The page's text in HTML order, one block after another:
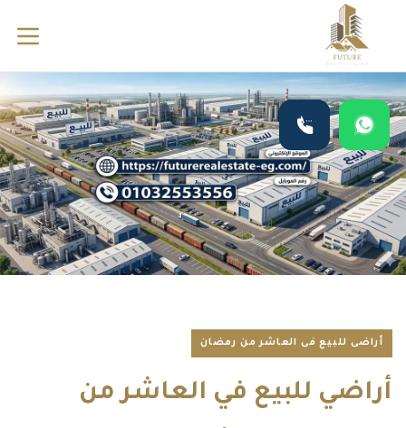
أراضى للبيع فى العاشر من رمضان
أراضي للبيع في العاشر من